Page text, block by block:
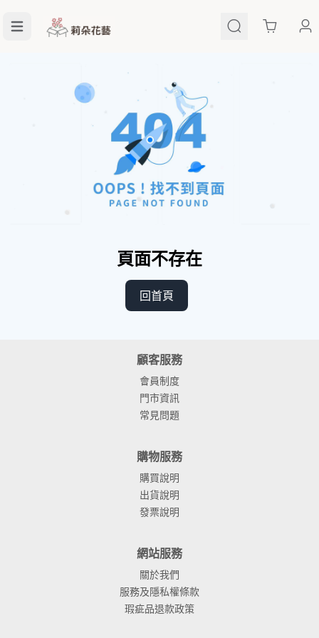
Cart
頁面不存在
回首頁
顧客服務
會員制度
門市資訊
常見問題
購物服務
購買說明
出貨說明
發票說明
網站服務
關於我們
服務及隱私權條款
瑕疵品退款政策